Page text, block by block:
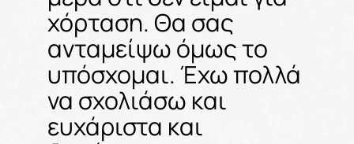
χόρταση. Θα σας
ανταμείψω όμως το
υπόσχομαι. Έχω πολλά
να σχολιάσω και
ευχάριστα και